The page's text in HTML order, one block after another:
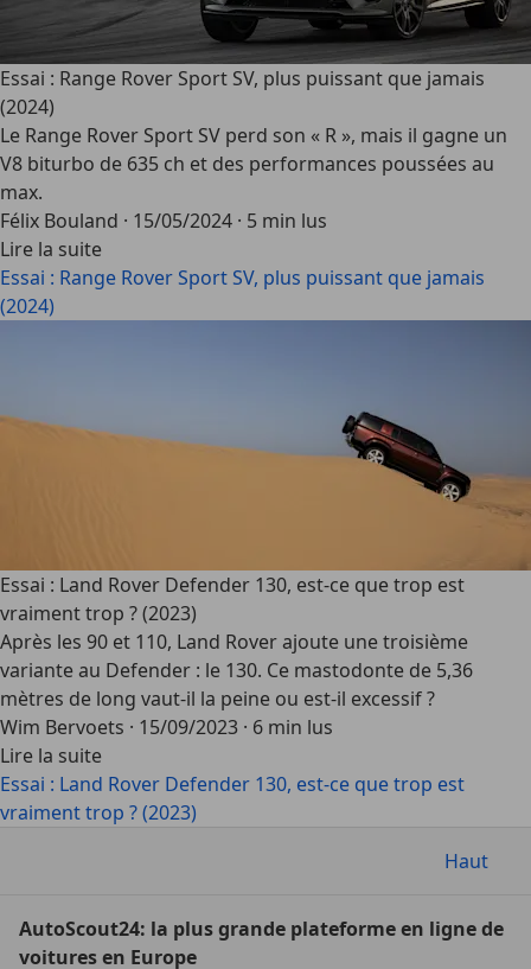
Essai : Range Rover Sport SV, plus puissant que jamais
(2024)
Le Range Rover Sport SV perd son « R », mais il gagne un
V8 biturbo de 635 ch et des performances poussées au
max.
Félix Bouland · 15/05/2024 · 5 min lus
Lire la suite
Essai : Range Rover Sport SV, plus puissant que jamais
(2024)
Essai : Land Rover Defender 130, est-ce que trop est
vraiment trop ? (2023)
Après les 90 et 110, Land Rover ajoute une troisième
variante au Defender : le 130. Ce mastodonte de 5,36
mètres de long vaut-il la peine ou est-il excessif ?
Wim Bervoets · 15/09/2023 · 6 min lus
Lire la suite
Essai : Land Rover Defender 130, est-ce que trop est
vraiment trop ? (2023)
Haut
AutoScout24: la plus grande plateforme en ligne de
voitures en Europe